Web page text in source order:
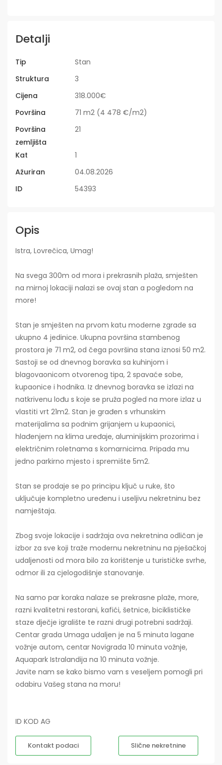
Detalji
Tip
Stan
Struktura
3
Cijena
318.000€
Površina
71 m2 (4 478 €/m2)
Površina
zemljišta
21
Kat
1
Ažuriran
04.08.2026
ID
54393
Opis
Istra, Lovrečica, Umag!
Na svega 300m od mora i prekrasnih plaža, smješten
na mirnoj lokaciji nalazi se ovaj stan a pogledom na
more!
Stan je smješten na prvom katu moderne zgrade sa
ukupno 4 jedinice. Ukupna površina stambenog
prostora je 71 m2, od čega površina stana iznosi 50 m2.
Sastoji se od dnevnog boravka sa kuhinjom i
blagovaonicom otvorenog tipa, 2 spavaće sobe,
kupaonice i hodnika. Iz dnevnog boravka se izlazi na
natkrivenu lođu s koje se pruža pogled na more izlaz u
vlastiti vrt 21m2. Stan je građen s vrhunskim
materijalima sa podnim grijanjem u kupaonici,
hlađenjem na klima uređaje, aluminijskim prozorima i
električnim roletnama s komarnicima. Pripada mu
jedno parkirno mjesto i spremište 5m2.
Stan se prodaje se po principu ključ u ruke, što
uključuje kompletno uređenu i useljivu nekretninu bez
namještaja.
Zbog svoje lokacije i sadržaja ova nekretnina odličan je
izbor za sve koji traže modernu nekretninu na pješačkoj
udaljenosti od mora bilo za korištenje u turističke svrhe,
odmor ili za cjelogodišnje stanovanje.
Na samo par koraka nalaze se prekrasne plaže, more,
razni kvalitetni restorani, kafići, šetnice, biciklističke
staze dječje igralište te razni drugi potrebni sadržaji.
Centar grada Umaga udaljen je na 5 minuta lagane
vožnje autom, centar Novigrada 10 minuta vožnje,
Aquapark Istralandija na 10 minuta vožnje.
Javite nam se kako bismo vam s veseljem pomogli pri
odabiru Vašeg stana na moru!
ID KOD AG
Kontakt podaci Slične nekretnine